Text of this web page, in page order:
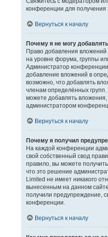
конференции для получения
Вернуться к началу
Почему я не могу
Право добавления
на уровне форума, группы
Администратор
добавление вложений в
возможно, что добавлять
членам определённых
можете добавлять вложения,
администратором
Вернуться к началу
Почему я получил
На каждой конференции
свой собственный свод
правило, вы можете
что это решение
Limited не имеет никакого
вынесенным на данном
получили предупреждение,
конференции.
Вернуться к началу